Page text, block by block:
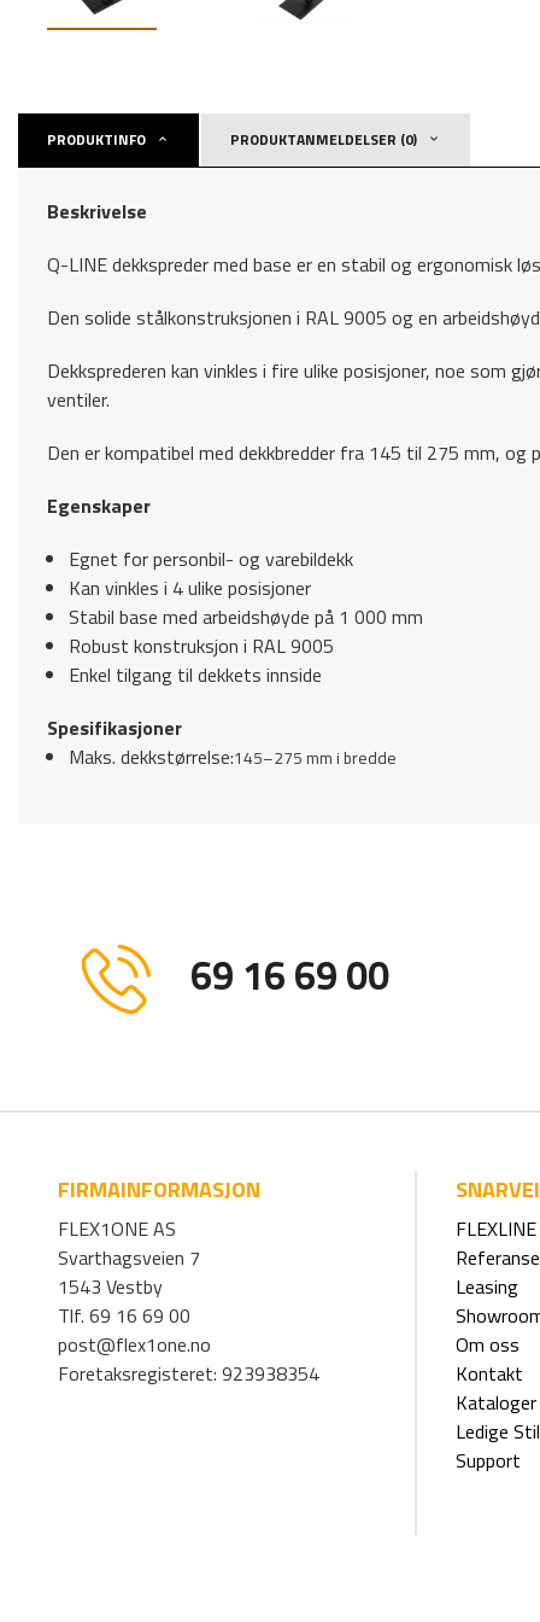
PRODUKTINFO PRODUKTANMELDELSER (0)
Beskrivelse
Q-LINE dekkspreder med base er en stabil og ergonomisk
Den solide stålkonstruksjonen i RAL 9005 og en
Dekksprederen kan vinkles i fire ulike posisjoner, noe som
ventiler.
Den er kompatibel med dekkbredder fra 145 til 275 mm,
Egenskaper
Egnet for personbil- og varebildekk
Kan vinkles i 4 ulike posisjoner
Stabil base med arbeidshøyde på 1 000 mm
Robust konstruksjon i RAL 9005
Enkel tilgang til dekkets innside
Spesifikasjoner
Maks. dekkstørrelse:145–275 mm i bredde
69 16 69 00
FIRMAINFORMASJON
FLEX1ONE AS
Svarthagsveien 7
1543 Vestby
Tlf. 69 16 69 00
post@flex1one.no
Foretaksregisteret: 923938354
Leasing
Om oss
Kontakt
Kataloger
Ledige
Support